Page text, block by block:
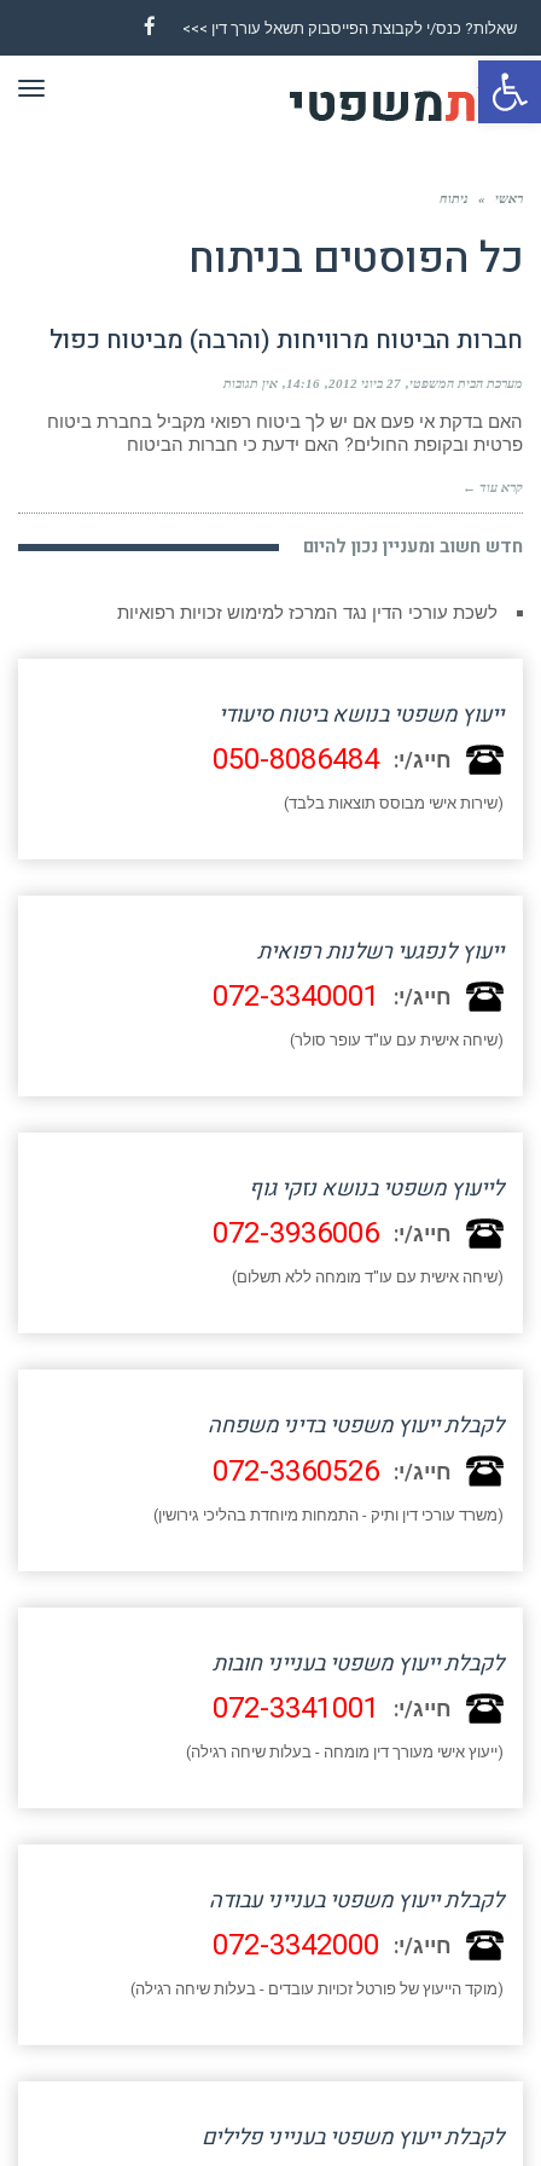
פתח סרגל נגישות
שאלות? כנס/י לקבוצת הפייסבוק תשאל עורך דין >>>
Facebook
ראשי » ניתוח
כל הפוסטים בניתוח
חברות הביטוח מרוויחות (והרבה) מביטוח כפול
מערכת הבית המשפטי 27 ביוני 2012 14:16 אין תגובות
האם בדקת אי פעם אם יש לך ביטוח רפואי מקביל בחברת ביטוח
פרטית ובקופת החולים? האם ידעת כי חברות הביטוח
קרא עוד ←
חדש חשוב ומעניין נכון להיום
לשכת עורכי הדין נגד המרכז למימוש זכויות רפואיות
ייעוץ משפטי בנושא ביטוח סיעודי
חייג/י: 050-8086484
(שירות אישי מבוסס תוצאות בלבד)
ייעוץ לנפגעי רשלנות רפואית
חייג/י: 072-3340001
(שיחה אישית עם עו"ד עופר סולר)
לייעוץ משפטי בנושא נזקי גוף
חייג/י: 072-3936006
(שיחה אישית עם עו"ד מומחה ללא תשלום)
לקבלת ייעוץ משפטי בדיני משפחה
חייג/י: 072-3360526
(משרד עורכי דין ותיק - התמחות מיוחדת בהליכי גירושין)
לקבלת ייעוץ משפטי בענייני חובות
חייג/י: 072-3341001
(ייעוץ אישי מעורך דין מומחה - בעלות שיחה רגילה)
לקבלת ייעוץ משפטי בענייני עבודה
חייג/י: 072-3342000
(מוקד הייעוץ של פורטל זכויות עובדים - בעלות שיחה רגילה)
לקבלת ייעוץ משפטי בענייני פלילים